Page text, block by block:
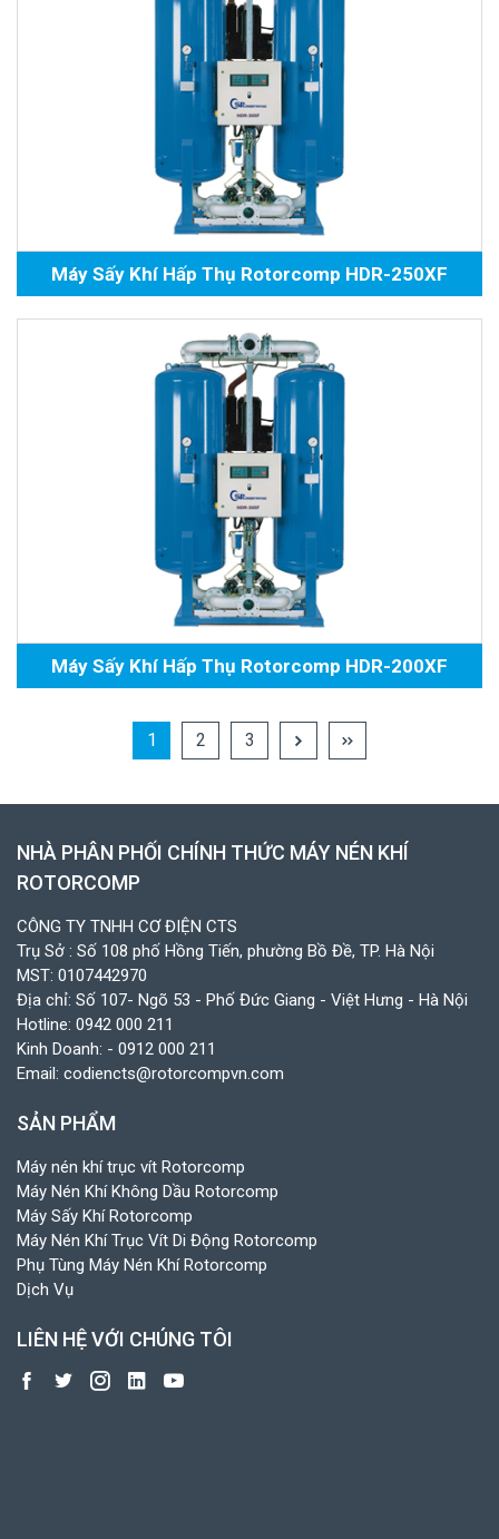
Máy Sấy Khí Hấp Thụ Rotorcomp HDR-250XF
Máy Sấy Khí Hấp Thụ Rotorcomp HDR-200XF
1 2 3
NHÀ PHÂN PHỐI CHÍNH THỨC MÁY NÉN KHÍ
ROTORCOMP
CÔNG TY TNHH CƠ ĐIỆN CTS
Trụ Sở : Số 108 phố Hồng Tiến, phường Bồ Đề, TP. Hà Nội
MST: 0107442970
Địa chỉ: Số 107- Ngõ 53 - Phố Đức Giang - Việt Hưng - Hà Nội
Hotline: 0942 000 211
Kinh Doanh: - 0912 000 211
Email: codiencts@rotorcompvn.com
SẢN PHẨM
Máy nén khí trục vít Rotorcomp
Máy Nén Khí Không Dầu Rotorcomp
Máy Sấy Khí Rotorcomp
Máy Nén Khí Trục Vít Di Động Rotorcomp
Phụ Tùng Máy Nén Khí Rotorcomp
Dịch Vụ
LIÊN HỆ VỚI CHÚNG TÔI